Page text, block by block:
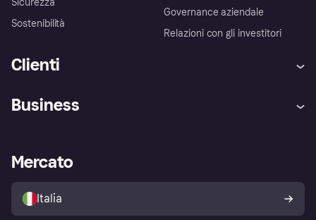
Sicurezza
Sostenibilità
Governance aziendale
Relazioni con gli investitori
Clienti
Assistenza
Esplora i negozi
Politica di protezione
dell'acquirente Klarna
Business
Accesso aziende
Mercato
Italia